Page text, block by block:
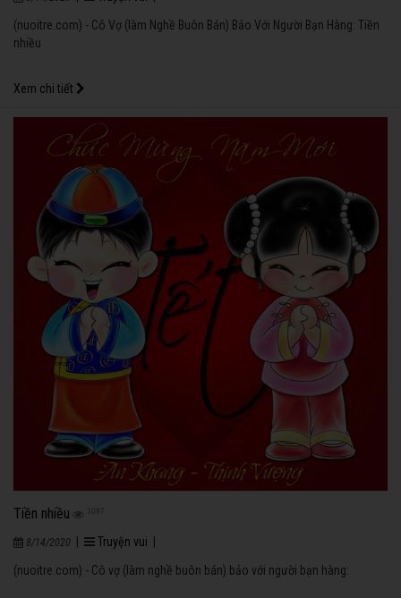
(nuoitre.com) - Cô Vợ (làm Nghề Buôn Bán) Bảo Với Người Bạn Hàng: Tiền
nhiều
Xem chi tiết
Tiền nhiều 1097
8/14/2020 | Truyện vui |
(nuoitre.com) - Cô vợ (làm nghề buôn bán) bảo với người bạn hàng: